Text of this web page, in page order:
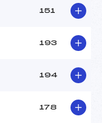
151
193
194
178